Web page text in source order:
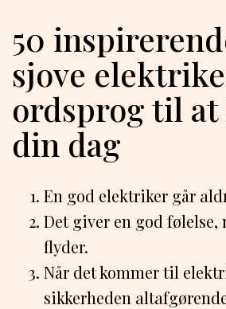
50
sjove
ordsprog til at
din dag
En god elektriker går
Det giver en god følelse,
flyder.
Når det kommer til
sikkerheden